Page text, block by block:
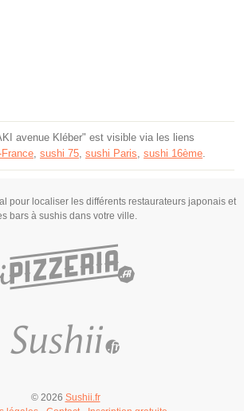
avenue Kléber" est visible via les liens
, sushi 75, sushi Paris, sushi 16ème.
pour localiser les différents restaurateurs japonais et
bars à sushis dans votre ville.
© 2026 Sushii.fr